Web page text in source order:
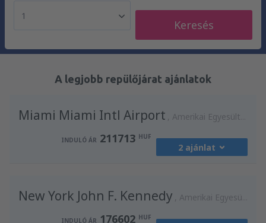
1
Keresés
A legjobb repülőjárat ajánlatok
Miami Miami Intl Airport Amerikai Egyesült Államok
INDULÓ ÁR 211713 HUF
2 ajánlat
INDULÓ ÁR 211713HUF
New York John F. Kennedy Amerikai Egyesült Államok
INDULÓ ÁR 176602 HUF